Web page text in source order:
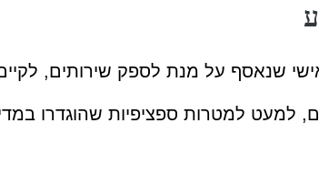
שנאסף על מנת לספק שירותים,
למעט למטרות ספציפיות שהוגדרו